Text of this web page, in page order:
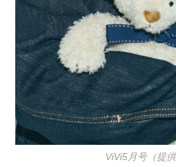
ViVi5月号（提供